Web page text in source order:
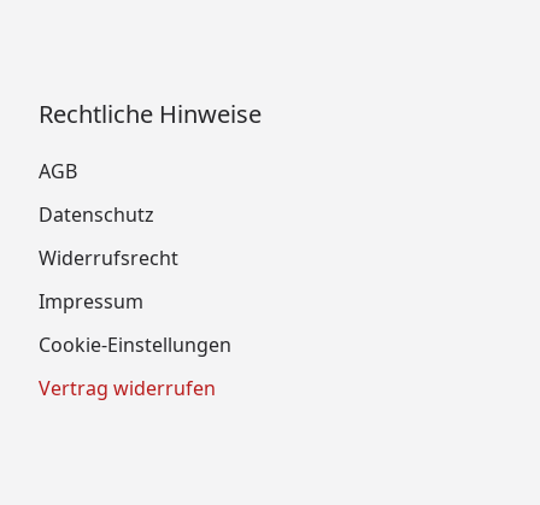
Rechtliche Hinweise
AGB
Datenschutz
Widerrufsrecht
Impressum
Cookie-Einstellungen
Vertrag widerrufen